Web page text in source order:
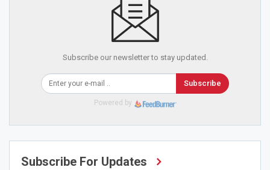
Subscribe our newsletter to stay updated.
Subscribe
Powered by
Subscribe For Updates